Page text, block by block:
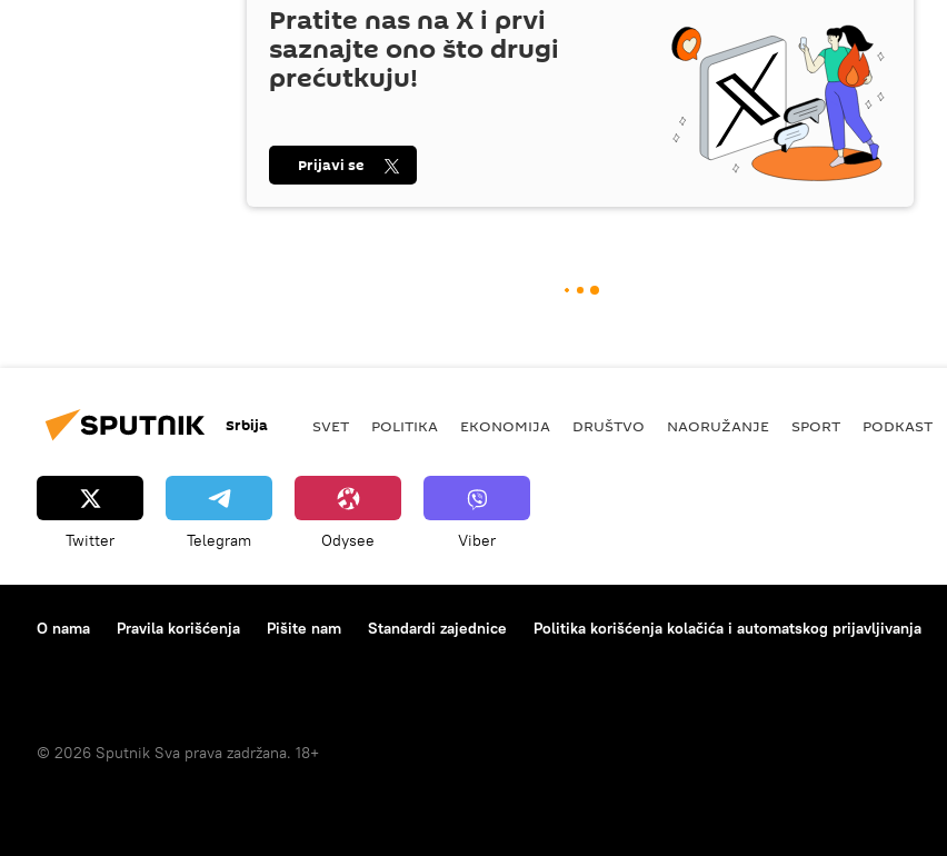
Pratite nas naX i prvi
saznajte ono što drugi
prećutkuju!
Prijavi se
Srbija SVET POLITIKA EKONOMIJA DRUŠTVO NAORUŽANJE SPORT PODKAST
Twitter Telegram Odysee Viber
O nama Pravila korišćenja Pišite nam Standardi zajednice Politika korišćenja kolačića i automatskog prijavljivanja
© 2026 Sputnik Sva prava zadržana. 18+